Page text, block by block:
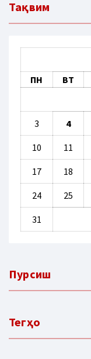
Тақвим
ПН
ВТ
3 4
10 11
17 18
24 25
31
Пурсиш
Тегҳо